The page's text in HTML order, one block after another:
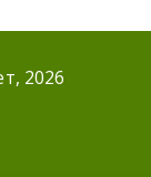
2026